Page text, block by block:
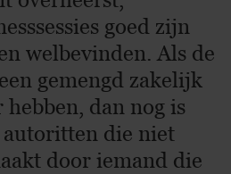
goed zijn
welbevinden. Als de
gemengd zakelijk
dan nog is
autoritten die niet
door iemand die